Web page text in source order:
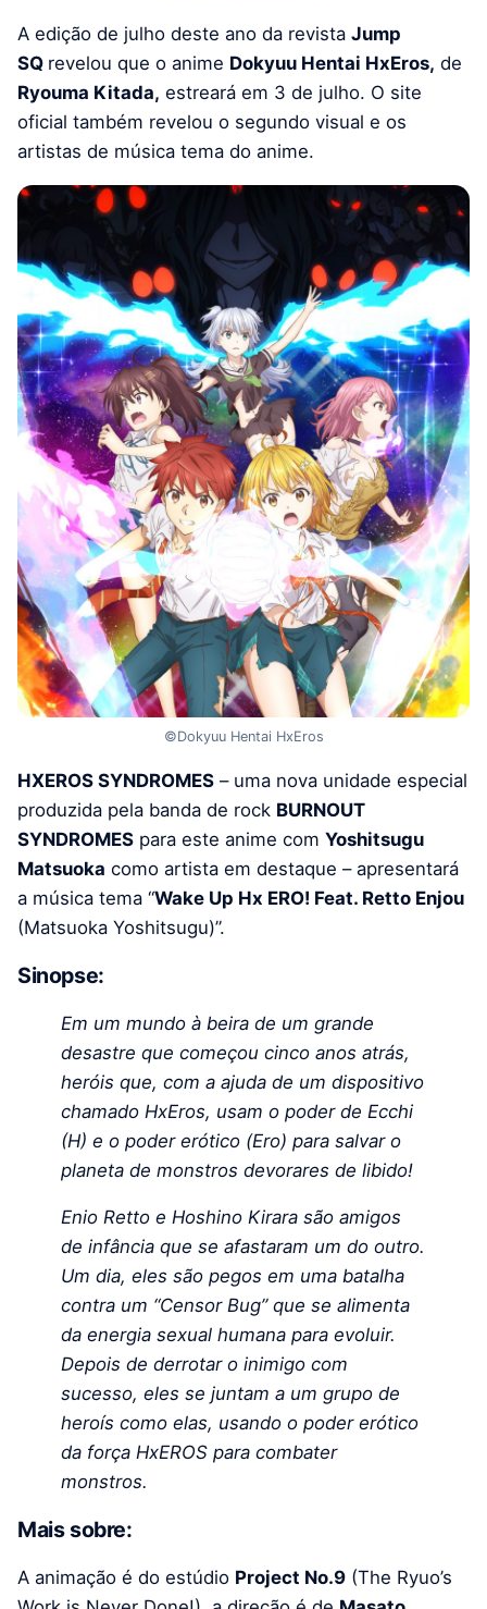
A edição de julho deste ano da revista Jump
SQ revelou que o anime Dokyuu Hentai HxEros, de
Ryouma Kitada, estreará em 3 de julho. O site
oficial também revelou o segundo visual e os
artistas de música tema do anime.
©Dokyuu Hentai HxEros
HXEROS SYNDROMES – uma nova unidade especial
produzida pela banda de rock BURNOUT
SYNDROMES para este anime com Yoshitsugu
Matsuoka como artista em destaque – apresentará
a música tema “Wake Up Hx ERO! Feat. Retto Enjou
(Matsuoka Yoshitsugu)”.
Sinopse:
Em um mundo à beira de um grande
desastre que começou cinco anos atrás,
heróis que, com a ajuda de um dispositivo
chamado HxEros, usam o poder de Ecchi
(H) e o poder erótico (Ero) para salvar o
planeta de monstros devorares de libido!
Enio Retto e Hoshino Kirara são amigos
de infância que se afastaram um do outro.
Um dia, eles são pegos em uma batalha
contra um “Censor Bug” que se alimenta
da energia sexual humana para evoluir.
Depois de derrotar o inimigo com
sucesso, eles se juntam a um grupo de
heroís como elas, usando o poder erótico
da força HxEROS para combater
monstros.
Mais sobre:
A animação é do estúdio Project No.9 (The Ryuo’s